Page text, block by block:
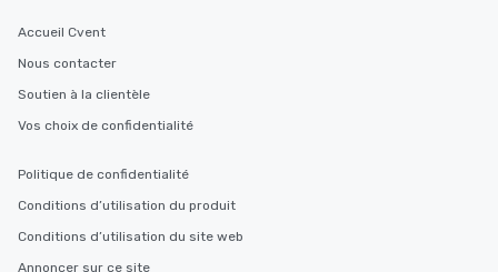
Accueil Cvent
Nous contacter
Soutien à la clientèle
Vos choix de confidentialité
Politique de confidentialité
Conditions d’utilisation du produit
Conditions d’utilisation du site web
Annoncer sur ce site